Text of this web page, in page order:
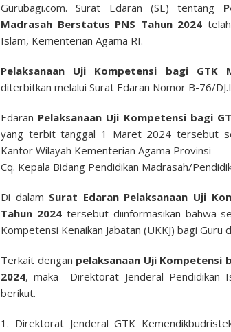
Gurubagi.com. Surat Edaran (SE) tentang
Madrasah Berstatus PNS Tahun 2024
Islam, Kementerian Agama RI.
Pelaksanaan Uji Kompetensi bagi GTK
diterbitkan melalui Surat Edaran Nomor B-76/
Edaran Pelaksanaan Uji Kompetensi bagi
yang terbit tanggal 1 Maret 2024 tersebut
Kantor Wilayah Kementerian Agama Provinsi
Cq. Kepala Bidang Pendidikan Madrasah/
Di dalam Surat Edaran Pelaksanaan Uji
Tahun 2024tersebut diinformasikan bahwa
Kompetensi Kenaikan Jabatan (UKKJ) bagi
Terkait dengan pelaksanaan Uji Kompetensi
2024, maka Direktorat Jenderal Pendidikan
berikut.
1. Direktorat Jenderal GTK